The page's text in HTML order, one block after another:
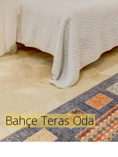
Bahçe Teras Oda